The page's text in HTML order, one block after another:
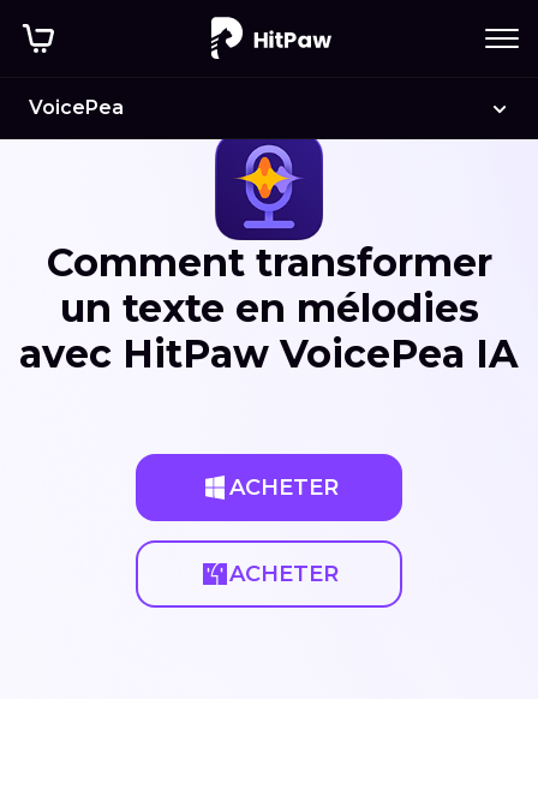
VoicePea
Comment transformer
un texte en mélodies
avec HitPaw VoicePea IA
ACHETER
ACHETER